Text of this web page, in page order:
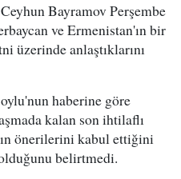
Bayramov Perşembe
ve Ermenistan'ın bir
üzerinde anlaştıklarını
haberine göre
kalan son ihtilaflı
önerilerini kabul ettiğini
belirtmedi.